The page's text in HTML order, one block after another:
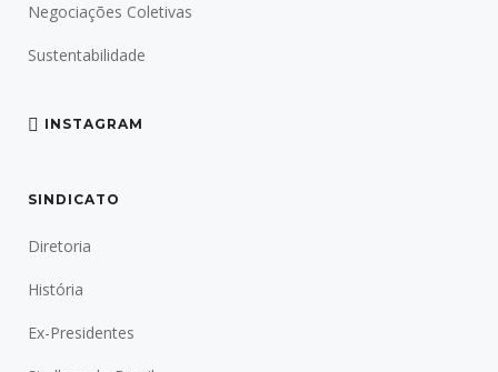
Negociações Coletivas
Sustentabilidade
INSTAGRAM
SINDICATO
Diretoria
História
Ex-Presidentes